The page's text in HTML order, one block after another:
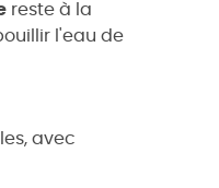
reste à la
l'eau de
avec